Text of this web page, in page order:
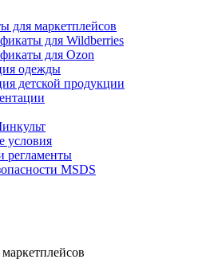
для маркетплейсов
для Wildberries
для Ozon
одежды
детской продукции
условия
регламенты
MSDS